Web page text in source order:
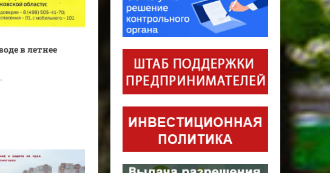
в летнее